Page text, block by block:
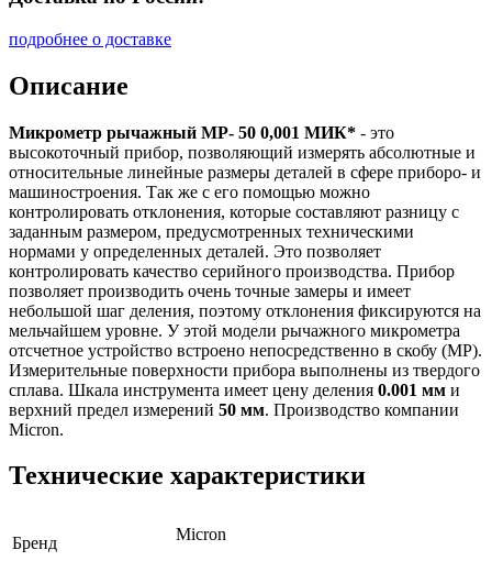
подробнее о доставке
Описание
Микрометр рычажный МР- 50 0,001 МИК* - это
высокоточный прибор, позволяющий измерять абсолютные и
относительные линейные размеры деталей в сфере приборо- и
машиностроения. Так же с его помощью можно
контролировать отклонения, которые составляют разницу с
заданным размером, предусмотренных техническими
нормами у определенных деталей. Это позволяет
контролировать качество серийного производства. Прибор
позволяет производить очень точные замеры и имеет
небольшой шаг деления, поэтому отклонения фиксируются на
мельчайшем уровне. У этой модели рычажного микрометра
отсчетное устройство встроено непосредственно в скобу (МР).
Измерительные поверхности прибора выполнены из твердого
сплава. Шкала инструмента имеет цену деления 0.001 мм и
верхний предел измерений 50 мм. Производство компании
Micron.
Технические характеристики
Бренд Micron